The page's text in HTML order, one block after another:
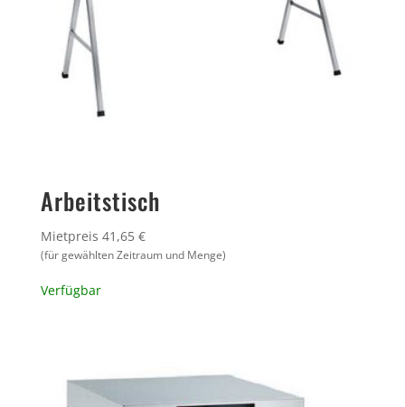
Arbeitstisch
Mietpreis 41,65 €
(für gewählten Zeitraum und Menge)
Verfügbar